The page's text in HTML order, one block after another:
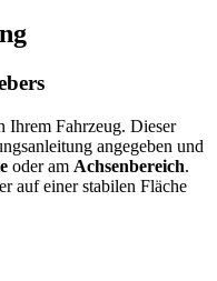
Ihrem Fahrzeug. Dieser
angegeben und
oder am Achsenbereich.
auf einer stabilen Fläche